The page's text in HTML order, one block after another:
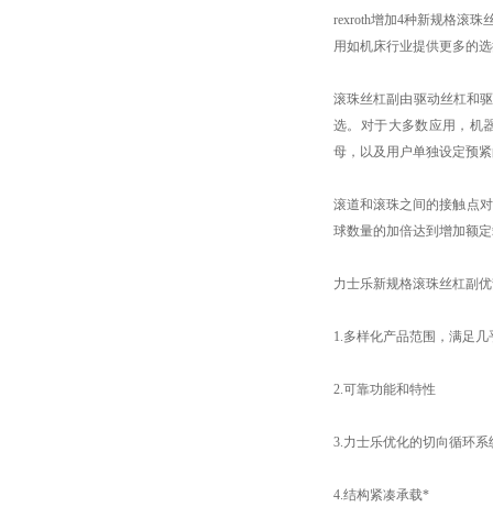
rexroth增加4种新规格滚珠
用如机床行业提供更多的
滚珠丝杠副由驱动丝杠和
选。对于大多数应用，机
母，以及用户单独设定预
滚道和滚珠之间的接触点
球数量的加倍达到增加额
力士乐新规格滚珠丝杠副
1.多样化产品范围，满足
2.可靠功能和特性
3.力士乐优化的切向循环
4.结构紧凑承载*